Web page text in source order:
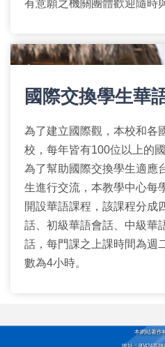
有意願之機關團體歡迎隨時
國際交換學生華
為了建立國際觀，本校和各
校，每年皆有100位以上的
為了幫助國際交換學生適應
生進行交流，本教學中心每
開設華語課程，該課程分成
話、初級華語會話、中級華
話，每門課之上課時間為週
數為4小時。
本網站著作